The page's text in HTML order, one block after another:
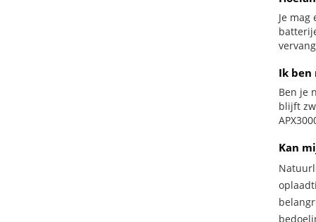
Je
Ik ben
Ben je
blijft
Kan